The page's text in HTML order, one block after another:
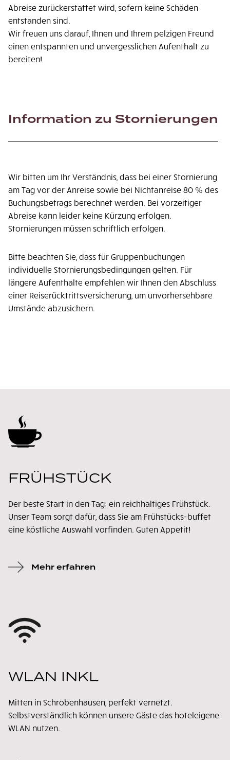
Abreise zurückerstattet wird, sofern keine Schäden
entstanden sind.
Wir freuen uns darauf, Ihnen und Ihrem pelzigen Freund
einen entspannten und unvergesslichen Aufenthalt zu
bereiten!
Information zu Stornierungen
Wir bitten um Ihr Verständnis, dass bei einer Stornierung
am Tag vor der Anreise sowie bei Nichtanreise 80 % des
Buchungsbetrags berechnet werden. Bei vorzeitiger
Abreise kann leider keine Kürzung erfolgen.
Stornierungen müssen schriftlich erfolgen.
Bitte beachten Sie, dass für Gruppenbuchungen
individuelle Stornierungsbedingungen gelten. Für
längere Aufenthalte empfehlen wir Ihnen den Abschluss
einer Reiserücktrittsversicherung, um unvorhersehbare
Umstände abzusichern.
FRÜHSTÜCK
Der beste Start in den Tag: ein reichhaltiges Frühstück.
Unser Team sorgt dafür, dass Sie am Frühstücks-buffet
eine köstliche Auswahl vorfinden. Guten Appetit!
Mehr erfahren
WLAN INKL
Mitten in Schrobenhausen, perfekt vernetzt.
Selbstverständlich können unsere Gäste das hoteleigene
WLAN nutzen.